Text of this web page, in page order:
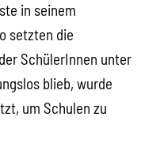
in seinem
setzten die
SchülerInnen unter
blieb, wurde
um Schulen zu